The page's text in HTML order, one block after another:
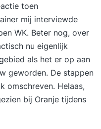
toen
mij interviewde
WK. Beter nog, over
nu eigenlijk
als het er op aan
geworden. De stappen
omschreven. Helaas,
bij Oranje tijdens